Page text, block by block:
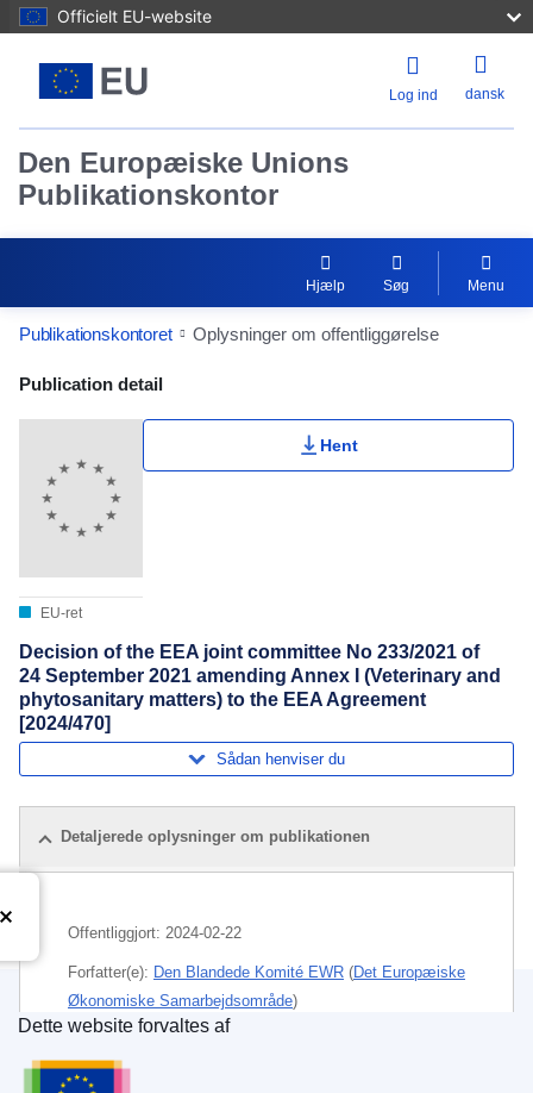
Officielt EU-website
Log ind dansk
Den Europæiske Unions
Publikationskontor
Hjælp Søg Menu
Publikationskontoret Oplysninger om offentliggørelse
Publication Detail Actions Portlet
Publication detail
EU-ret
Hent
Decision of the EEA joint committee No 233/2021 of
24 September 2021 amending Annex I (Veterinary and
phytosanitary matters) to the EEA Agreement
[2024/470]
Sådan henviser du
Detaljerede oplysninger om publikationen
Offentliggjort: 2024-02-22
Forfatter(e): Den Blandede Komité EWR (Det Europæiske
Økonomiske Samarbejdsområde)
,Det Forenede Kongerige
Den Europæiske Unions Publikationskontor
Dette website forvaltes af